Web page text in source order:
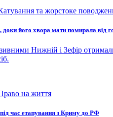
та жорстоке
доки його хвора мати помирала від
Нижній і Зефір
на життя
час етапування з Криму до РФ